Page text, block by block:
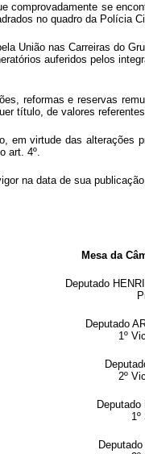
comprovadamente se
no quadro da Polícia
União nas Carreiras do
auferidos pelos
reformas e reservas
título, de valores
em virtude das alterações
art. 4º.
na data de sua
Mesa da
Deputado
Deputado
1º
2º